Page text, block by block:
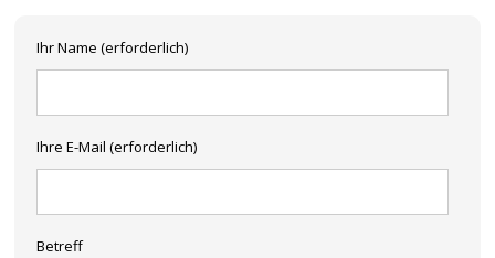
Ihr Name (erforderlich)
Ihre E-Mail (erforderlich)
Betreff